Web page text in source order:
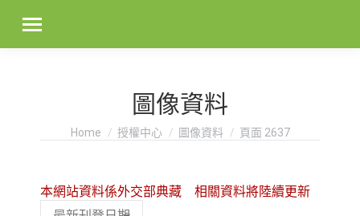
圖像資料
You are here:
Home 授權中心 圖像資料 頁面 2637
本網站資料係外交部典藏 相關資料將陸續更新